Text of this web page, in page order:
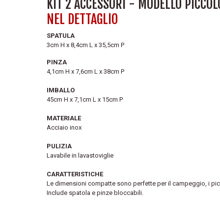
KIT 2 ACCESSORI - MODELLO
NEL DETTAGLIO
SPATULA
3cm H x 8,4cm L x 35,5cm P
PINZA
4,1cm H x 7,6cm L x 38cm P
IMBALLO
45cm H x 7,1cm L x 15cm P
MATERIALE
Acciaio inox
PULIZIA
Lavabile in lavastoviglie
CARATTERISTICHE
Le dimensioni compatte sono perfette per il campeggio, i
Include spatola e pinze bloccabili.